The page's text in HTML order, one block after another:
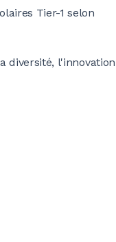
Tier-1 selon
diversité,